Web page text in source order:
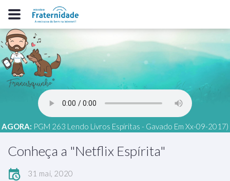
AGORA: PGM 263 Lendo Livros Espíritas - Gavado Em Xx-09-2017)
Conheça a "Netflix Espírita"
31 mai, 2020